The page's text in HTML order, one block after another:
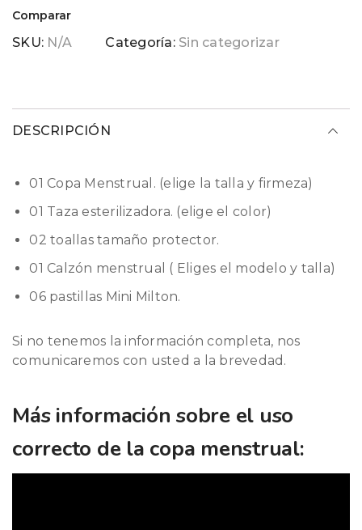
Comparar
SKU: N/A Categoría: Sin categorizar
DESCRIPCIÓN
01 Copa Menstrual. (elige la talla y firmeza)
01 Taza esterilizadora. (elige el color)
02 toallas tamaño protector.
01 Calzón menstrual ( Eliges el modelo y talla)
06 pastillas Mini Milton.
Si no tenemos la información completa, nos
comunicaremos con usted a la brevedad.
Más información sobre el uso
correcto de la copa menstrual: